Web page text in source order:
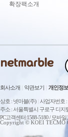
확장팩소개
회사소개 약관보기 개인정
상호 : 넷마블(주) 사업자번호 :
주소 : 서울특별시 구로구 디지
PC고객센터:1588-5180 / 모바
Copyright © KOEI TECMO